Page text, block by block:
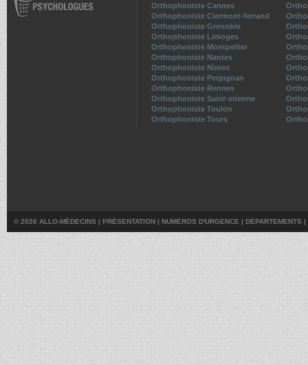
Orthophoniste Cannes
Orthophoniste Clermont-ferrand
Orthophoniste Grenoble
Orthophoniste Limoges
Orthophoniste Montpellier
Orthophoniste Nantes
Orthophoniste Nimes
Orthophoniste Perpignan
Orthophoniste Rennes
Orthophoniste Saint-etienne
Orthophoniste Toulon
Orthophoniste Tours
© 2026 ALLO-MÉDECINS | PRÉSENTATION | NUMÉROS D'URGENCE | DÉPARTEMENTS |